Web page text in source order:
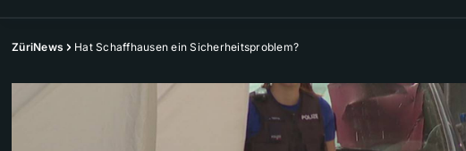
ZüriNews Hat Schaffhausen ein Sicherheitsproblem?